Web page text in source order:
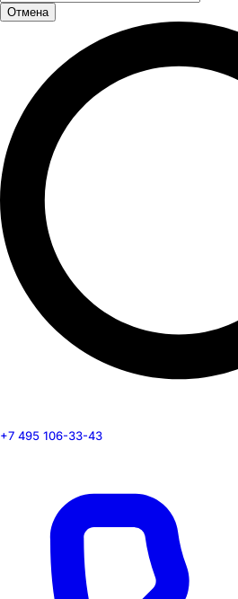
Отмена
+7 495 106-33-43